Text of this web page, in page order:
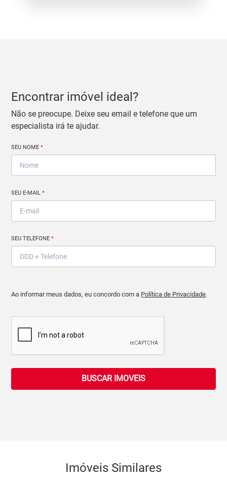
Encontrar imóvel ideal?
Não se preocupe. Deixe seu email e telefone que um
especialista irá te ajudar.
SEU NOME*
SEU E-MAIL*
SEU TELEFONE*
Ao informar meus dados, eu concordo com a Política de Privacidade.
BUSCAR IMOVEIS
Imóveis Similares